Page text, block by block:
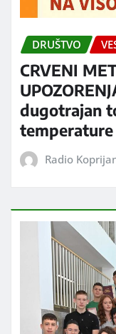
DRUŠTVO
CRVENI
dugotrajan
Radio